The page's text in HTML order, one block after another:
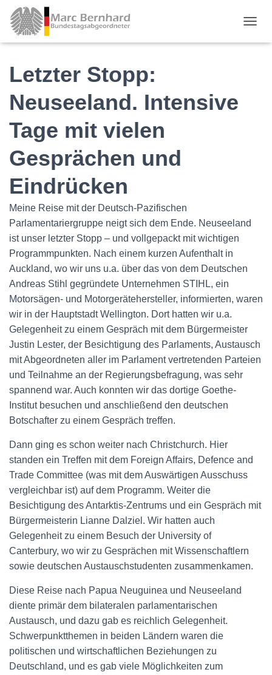
Letzter Stopp:
Neuseeland. Intensive
Tage mit vielen
Gesprächen und
Eindrücken
Meine Reise mit der Deutsch-Pazifischen
Parlamentariergruppe neigt sich dem Ende. Neuseeland
ist unser letzter Stopp – und vollgepackt mit wichtigen
Programmpunkten. Nach einem kurzen Aufenthalt in
Auckland, wo wir uns u.a. über das von dem Deutschen
Andreas Stihl gegründete Unternehmen STIHL, ein
Motorsägen- und Motorgerätehersteller, informierten, waren
wir in der Hauptstadt Wellington. Dort hatten wir u.a.
Gelegenheit zu einem Gespräch mit dem Bürgermeister
Justin Lester, der Besichtigung des Parlaments, Austausch
mit Abgeordneten aller im Parlament vertretenden Parteien
und Teilnahme an der Regierungsbefragung, was sehr
spannend war. Auch konnten wir das dortige Goethe-
Institut besuchen und anschließend den deutschen
Botschafter zu einem Gespräch treffen.
Dann ging es schon weiter nach Christchurch. Hier
standen ein Treffen mit dem Foreign Affairs, Defence and
Trade Committee (was mit dem Auswärtigen Ausschuss
vergleichbar ist) auf dem Programm. Weiter die
Besichtigung des Antarktis-Zentrums und ein Gespräch mit
Bürgermeisterin Lianne Dalziel. Wir hatten auch
Gelegenheit zu einem Besuch der University of
Canterbury, wo wir zu Gesprächen mit Wissenschaftlern
sowie deutschen Austauschstudenten zusammenkamen.
Diese Reise nach Papua Neuguinea und Neuseeland
diente primär dem bilateralen parlamentarischen
Austausch, und dazu gab es reichlich Gelegenheit.
Schwerpunktthemen in beiden Ländern waren die
politischen und wirtschaftlichen Beziehungen zu
Deutschland, und es gab viele Möglichkeiten zum